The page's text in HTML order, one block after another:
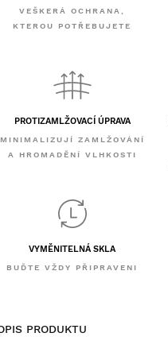
VEŠKERÁ OCHRANA,
KTEROU POTŘEBUJETE
PROTIZAMLŽOVACÍ ÚPRAVA
MINIMALIZUJÍ ZAMLŽOVÁNÍ
A HROMADĚNÍ VLHKOSTI
VYMĚNITELNÁ SKLA
BUĎTE VŽDY PŘIPRAVENI
PRODUKTU